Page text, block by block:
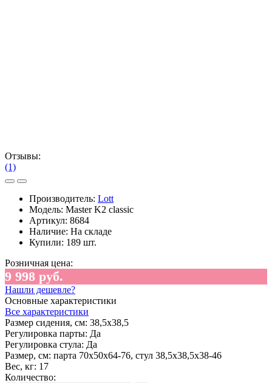
Отзывы:
(1)
Производитель: Lott
Модель: Master K2 classic
Артикул: 8684
Наличие: На складе
Купили: 189 шт.
Розничная цена:
9 998 руб.
Нашли дешевле?
Основные характеристики
Все характеристики
Размер сидения, см: 38,5х38,5
Регулировка парты: Да
Регулировка стула: Да
Размер, см: парта 70х50х64-76, стул 38,5х38,5х38-46
Вес, кг: 17
Количество: